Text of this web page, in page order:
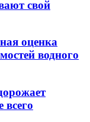
свой
оценка
водного
всего